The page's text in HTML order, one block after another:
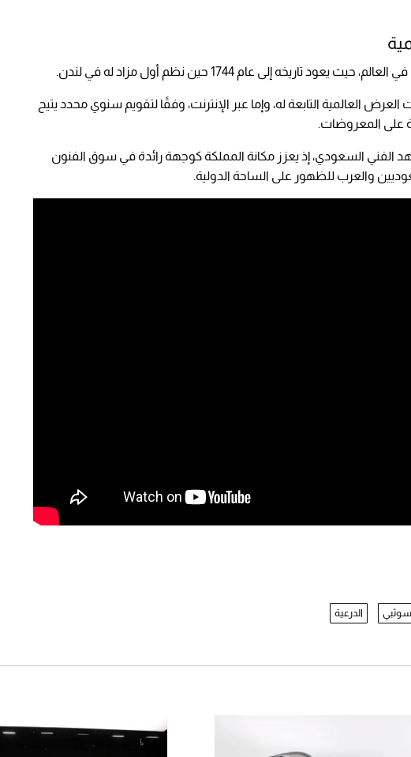
تاريخه إلى عام 1744 حين نظم أول مزاد له في لندن.
العالمية التابعة له، وإما عبر الإنترنت، وفقًا لتقويم سنوي محدد يتيح
على المعروضات.
الفني السعودي، إذ يعزز مكانة المملكة كوجهة رائدة في سوق الفنون
والعرب للظهور على الساحة الدولية.
سوثبي الدرعية